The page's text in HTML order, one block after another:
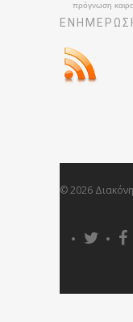
πρόγνωση
© 2026